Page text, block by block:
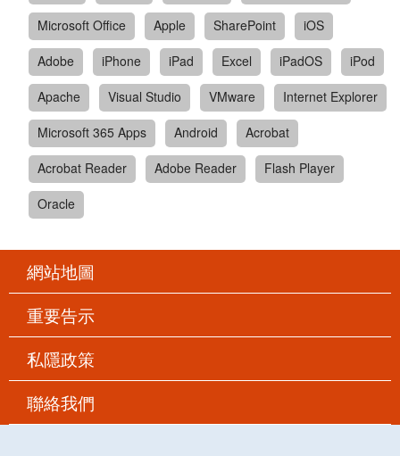
Microsoft Office
Apple SharePoint
iOS
Adobe
iPhone iPad Excel iPadOS
iPod
Apache
Visual Studio VMware
Internet Explorer
Microsoft 365 Apps
Android
Acrobat
Acrobat Reader
Adobe Reader
Flash Player
Oracle
網站地圖
重要告示
私隱政策
聯絡我們